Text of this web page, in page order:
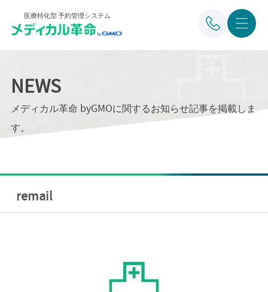
医療特化型 予約管理システム
NEWS
メディカル革命 byGMOに関するお知らせ記事を掲載しま
す。
remail